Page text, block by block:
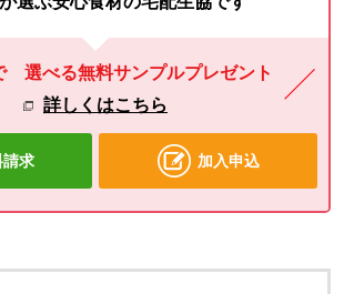
選べる無料サンプルプレゼント
詳しくはこちら
請求 加入申込